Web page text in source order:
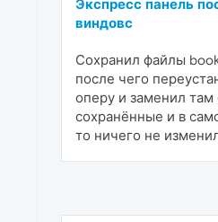
Экспресс панель
виндовс
Сохранил файлы
после чего
оперу и заменил
сохранённые и в
то ничего не